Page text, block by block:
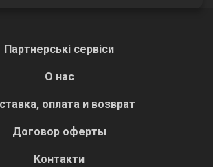
Партнерські сервіси
О нас
оплата и возврат
Договор оферты
Контакти